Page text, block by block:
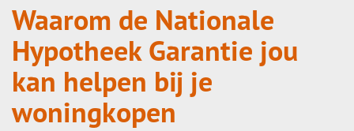
Waarom de Nationale
Hypotheek Garantie jou
kan helpen bij je
woningkopen